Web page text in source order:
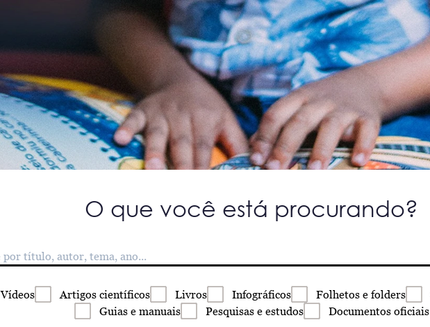
O que você está procurando?
Vídeos Artigos científicos Livros Infográficos Folhetos e folders
Guias e manuais Pesquisas e estudos Documentos oficiais